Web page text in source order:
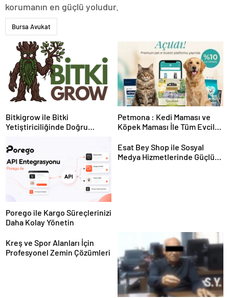
korumanın en güçlü yoludur.
Bursa Avukat
Bitkigrow ile Bitki
Yetiştiriciliğinde Doğru
Petmona : Kedi Maması ve
Köpek Maması İle Tüm Evcil
Porego ile Kargo Süreçlerinizi
Daha Kolay Yönetin
Esat Bey Shop ile Sosyal
Medya Hizmetlerinde Güçlü
Kreş ve Spor Alanları İçin
Profesyonel Zemin Çözümleri